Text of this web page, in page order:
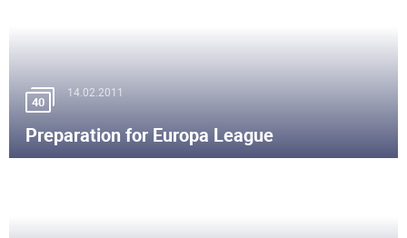
40
14.02.2011
Preparation for Europa League